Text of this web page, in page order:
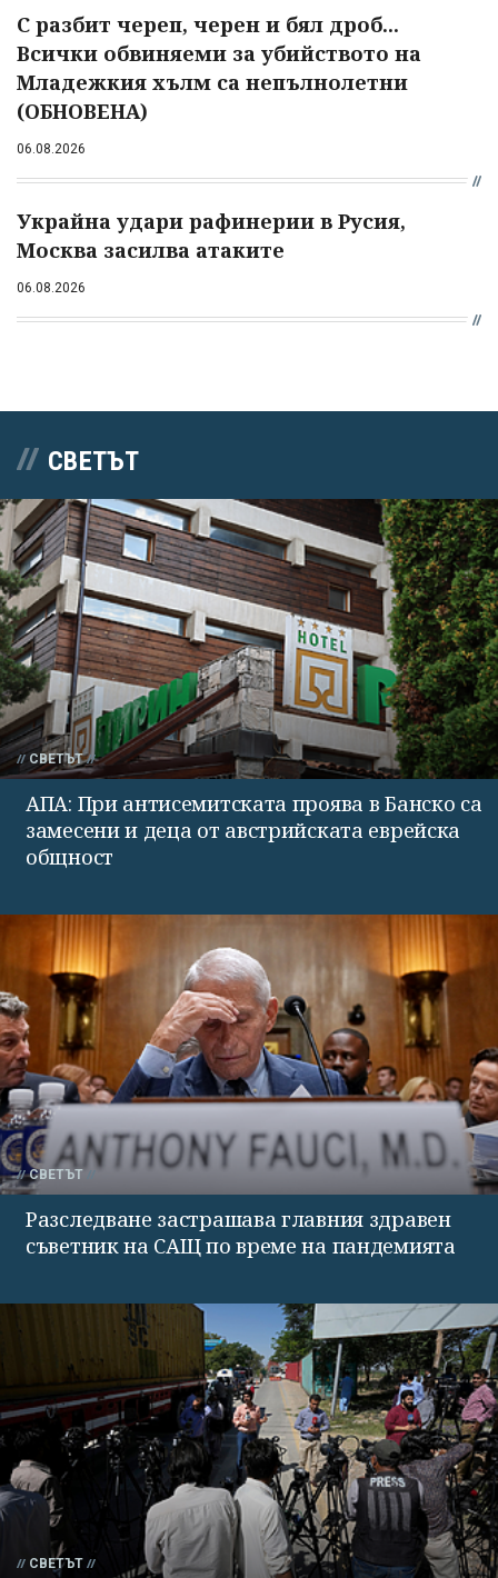
С разбит череп, черен и бял дроб...
Всички обвиняеми за убийството на
Младежкия хълм са непълнолетни
(ОБНОВЕНА)
06.08.2026
Украйна удари рафинерии в Русия,
Москва засилва атаките
06.08.2026
СВЕТЪТ
СВЕТЪТ
АПА: При антисемитската проява в Банско са
замесени и деца от австрийската еврейска
общност
СВЕТЪТ
Разследване застрашава главния здравен
съветник на САЩ по време на пандемията
СВЕТЪТ